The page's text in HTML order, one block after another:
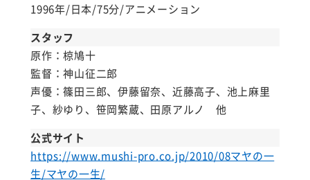
1996年/日本/75分/アニメーション
スタッフ
原作：椋鳩十
監督：神山征二郎
声優：篠田三郎、伊藤留奈、近藤高子、池上麻里
子、紗ゆり、笹岡繁蔵、田原アルノ 他
公式サイト
https://www.mushi-pro.co.jp/2010/08マヤの一
生/マヤの一生/